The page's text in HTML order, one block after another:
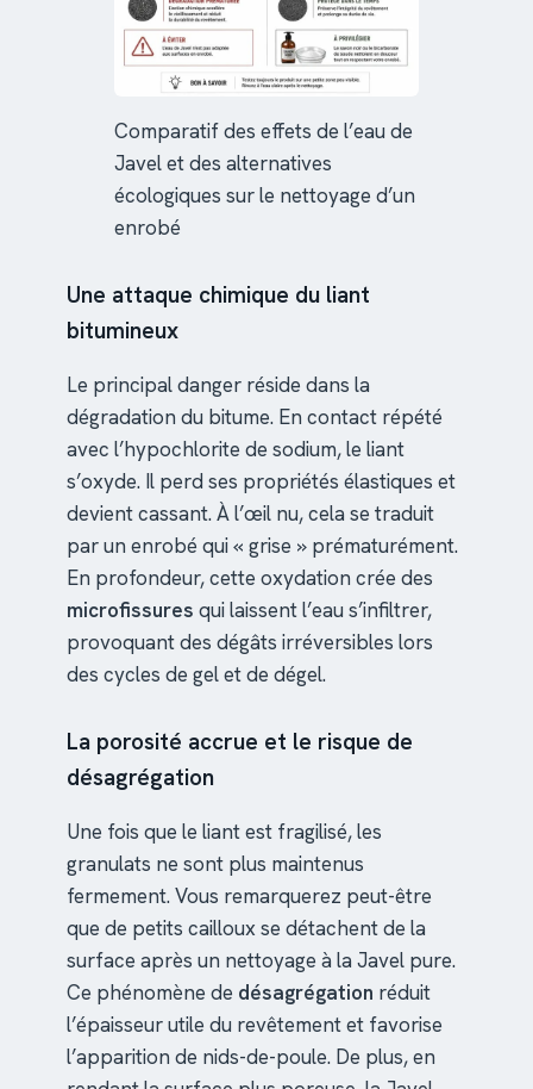
Comparatif des effets de l’eau de
Javel et des alternatives
écologiques sur le nettoyage d’un
enrobé
Une attaque chimique du liant
bitumineux
Le principal danger réside dans la
dégradation du bitume. En contact répété
avec l’hypochlorite de sodium, le liant
s’oxyde. Il perd ses propriétés élastiques et
devient cassant. À l’œil nu, cela se traduit
par un enrobé qui « grise » prématurément.
En profondeur, cette oxydation crée des
microfissures qui laissent l’eau s’infiltrer,
provoquant des dégâts irréversibles lors
des cycles de gel et de dégel.
La porosité accrue et le risque de
désagrégation
Une fois que le liant est fragilisé, les
granulats ne sont plus maintenus
fermement. Vous remarquerez peut-être
que de petits cailloux se détachent de la
surface après un nettoyage à la Javel pure.
Ce phénomène de désagrégation réduit
l’épaisseur utile du revêtement et favorise
l’apparition de nids-de-poule. De plus, en